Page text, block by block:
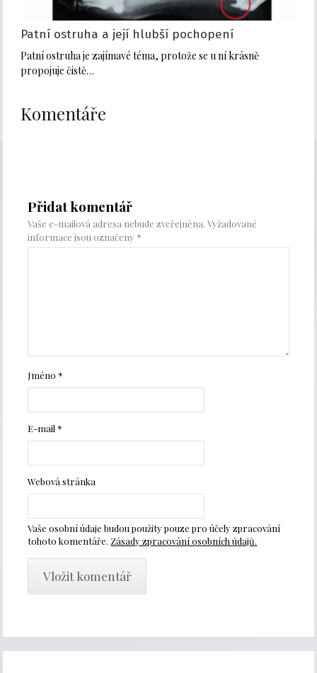
Patní ostruha a její hlubší pochopení
Patní ostruha je zajímavé téma, protože se u ní krásně
propojuje čistě…
Komentáře
Přidat komentář
Vaše e-mailová adresa nebude zveřejněna. Vyžadované
informace jsou označeny *
Jméno*
E-mail*
Webová stránka
Vaše osobní údaje budou použity pouze pro účely zpracování
tohoto komentáře. Zásady zpracování osobních údajů.